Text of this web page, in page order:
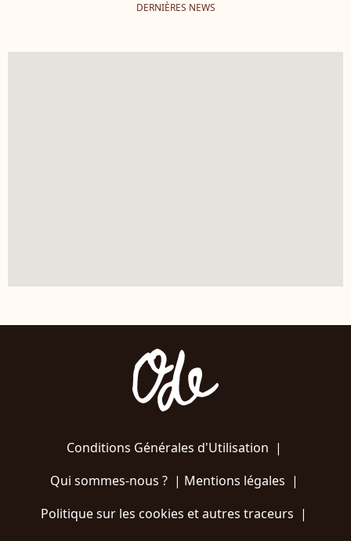
DERNIÈRES NEWS
Conditions Générales d'Utilisation |
Qui sommes-nous ?| Mentions légales |
Politique sur les cookies et autres traceurs |